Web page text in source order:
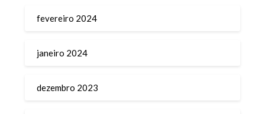
fevereiro 2024
janeiro 2024
dezembro 2023